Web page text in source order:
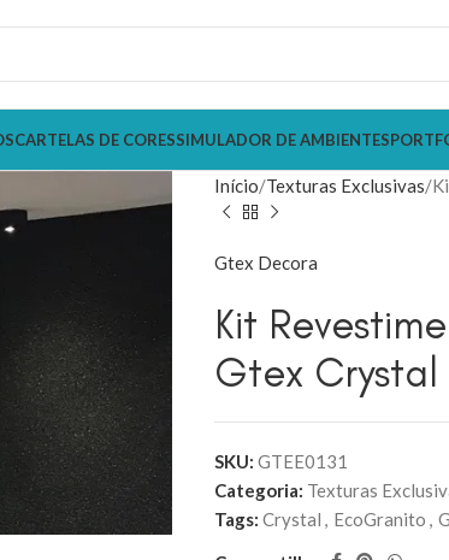
CARTELAS DE CORESSIMULADOR DE AMBIENTES
Início Texturas Exclusivas
Gtex Decora
Kit
Gtex Crystal
SKU: GTEE0131
Categoria: Texturas
Tags: Crystal , EcoGranito ,